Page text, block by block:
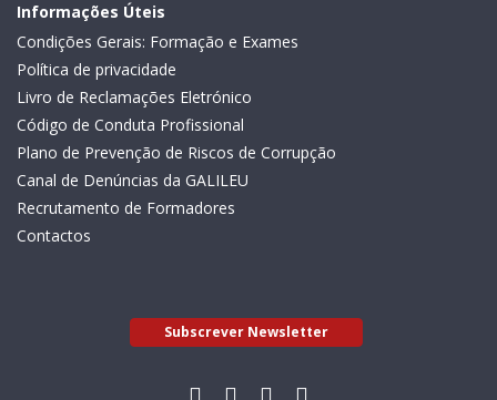
Informações Úteis
Condições Gerais: Formação e Exames
Política de privacidade
Livro de Reclamações Eletrónico
Código de Conduta Profissional
Plano de Prevenção de Riscos de Corrupção
Canal de Denúncias da GALILEU
Recrutamento de Formadores
Contactos
Subscrever Newsletter